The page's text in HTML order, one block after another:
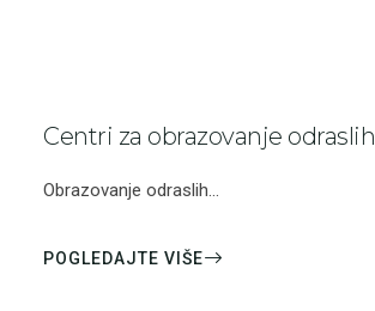
Centri za obrazovanje odraslih
Obrazovanje odraslih...
POGLEDAJTE VIŠE